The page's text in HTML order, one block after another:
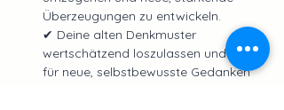
Überzeugungen zu entwickeln.
✔ Deine alten Denkmuster
wertschätzend loszulassen und Platz
für neue, selbstbewusste Gedanken